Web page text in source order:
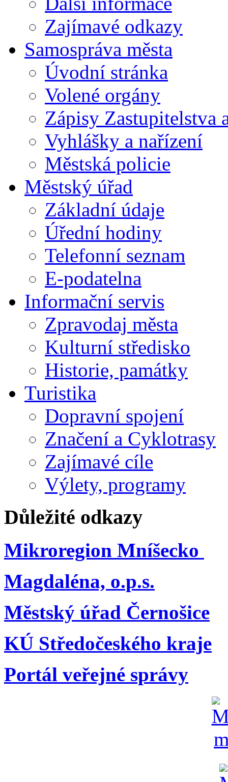
Zajímavé odkazy
Samospráva města
Úvodní stránka
Volené orgány
Zápisy Zastupitelstva
Vyhlášky a nařízení
Městská policie
Městský úřad
Základní údaje
Úřední hodiny
Telefonní seznam
E-podatelna
Informační servis
Zpravodaj města
Kulturní středisko
Historie, památky
Turistika
Dopravní spojení
Značení a Cyklotrasy
Zajímavé cíle
Výlety, programy
Důležité odkazy
Mikroregion Mníšecko
Magdaléna, o.p.s.
Městský úřad Černošice
KÚ Středočeského kraje
Portál veřejné správy